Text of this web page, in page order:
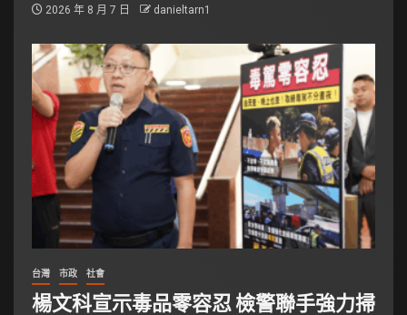
2026 年 8 月 7 日 danieltarn1
台灣 市政 社會
楊文科宣示毒品零容忍 檢警聯手強力掃